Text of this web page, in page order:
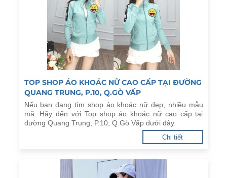
TOP SHOP ÁO KHOÁC NỮ CAO CẤP TẠI ĐƯỜNG
QUANG TRUNG, P.10, Q.GÒ VẤP
Nếu bạn đang tìm shop áo khoác nữ đẹp, nhiều mẫu
mã. Hãy đến với Top shop áo khoác nữ cao cấp tại
đường Quang Trung, P.10, Q.Gò Vấp dưới đây.
Chi tiết